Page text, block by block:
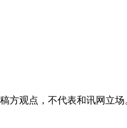
方观点，不代表和讯网立